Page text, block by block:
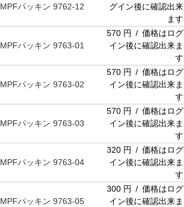
MPFパッキン 9762-12
グイン後に確認出来
ます
MPFパッキン 9763-01
570 円 / 価格はログ
イン後に確認出来ま
す
MPFパッキン 9763-02
570 円 / 価格はログ
イン後に確認出来ま
す
MPFパッキン 9763-03
570 円 / 価格はログ
イン後に確認出来ま
す
MPFパッキン 9763-04
320 円 / 価格はログ
イン後に確認出来ま
す
MPFパッキン 9763-05
300 円 / 価格はログ
イン後に確認出来ま